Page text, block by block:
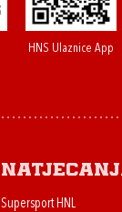
HNS Ulaznice App
Supersport HNL